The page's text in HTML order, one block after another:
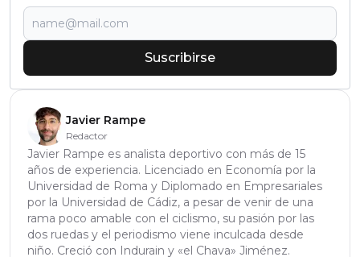
Suscribirse
Javier Rampe
Redactor
Javier Rampe es analista deportivo con más de 15
años de experiencia. Licenciado en Economía por la
Universidad de Roma y Diplomado en Empresariales
por la Universidad de Cádiz, a pesar de venir de una
rama poco amable con el ciclismo, su pasión por las
dos ruedas y el periodismo viene inculcada desde
niño. Creció con Indurain y «el Chava» Jiménez.